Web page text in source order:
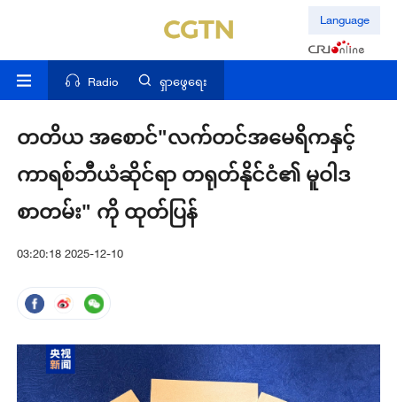
Language
Radio ရှာဖွေရေး
တတိယ အစောင်"လက်တင်အမေရိကနှင့်
ကာရစ်ဘီယံဆိုင်ရာ တရုတ်နိုင်ငံ၏ မူဝါဒ
စာတမ်း" ကို ထုတ်ပြန်
03:20:18 2025-12-10